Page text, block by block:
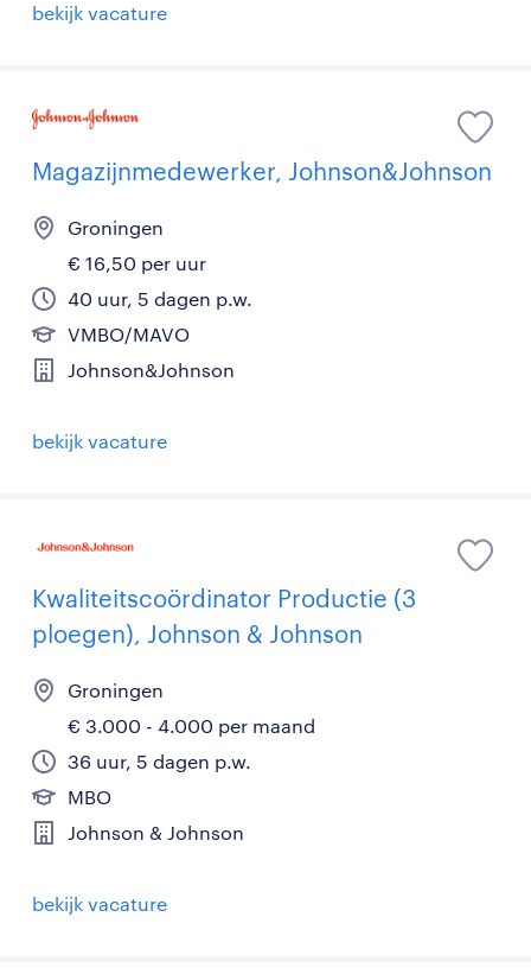
bekijk vacature
Magazijnmedewerker, Johnson&Johnson
Groningen
€ 16,50 per uur
40 uur, 5 dagen p.w.
VMBO/MAVO
Johnson&Johnson
bekijk vacature
Kwaliteitscoördinator Productie (3
ploegen), Johnson & Johnson
Groningen
€ 3.000 - 4.000 per maand
36 uur, 5 dagen p.w.
MBO
Johnson & Johnson
bekijk vacature